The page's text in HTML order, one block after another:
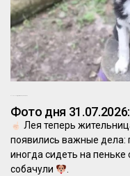
Фото дня
Лея теперь
появились важные дела:
иногда сидеть на
собачули
.